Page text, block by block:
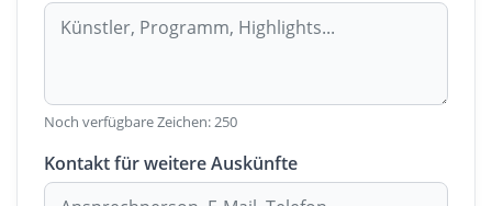
Noch verfügbare Zeichen:250
Kontakt für weitere Auskünfte